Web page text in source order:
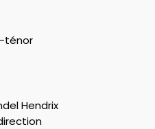
ténor
Hendrix